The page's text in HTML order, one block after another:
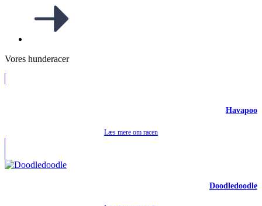
Vores hunderacer
Havapoo
Læs mere om racen
Doodledoodle